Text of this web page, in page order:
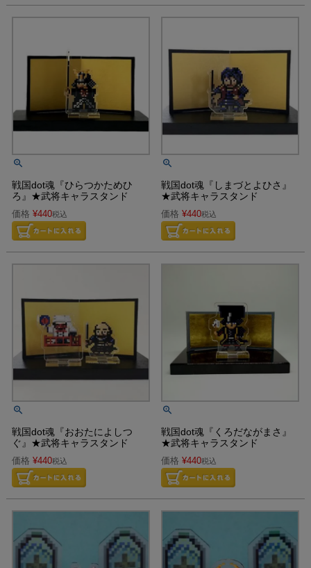
戦国dot魂『ひらつかためひ
ろ』★武将キャラスタンド
価格 ¥440税込
戦国dot魂『しまづとよひさ』
★武将キャラスタンド
価格 ¥440税込
戦国dot魂『おおたによしつ
ぐ』★武将キャラスタンド
価格 ¥440税込
戦国dot魂『くろだながまさ』
★武将キャラスタンド
価格 ¥440税込